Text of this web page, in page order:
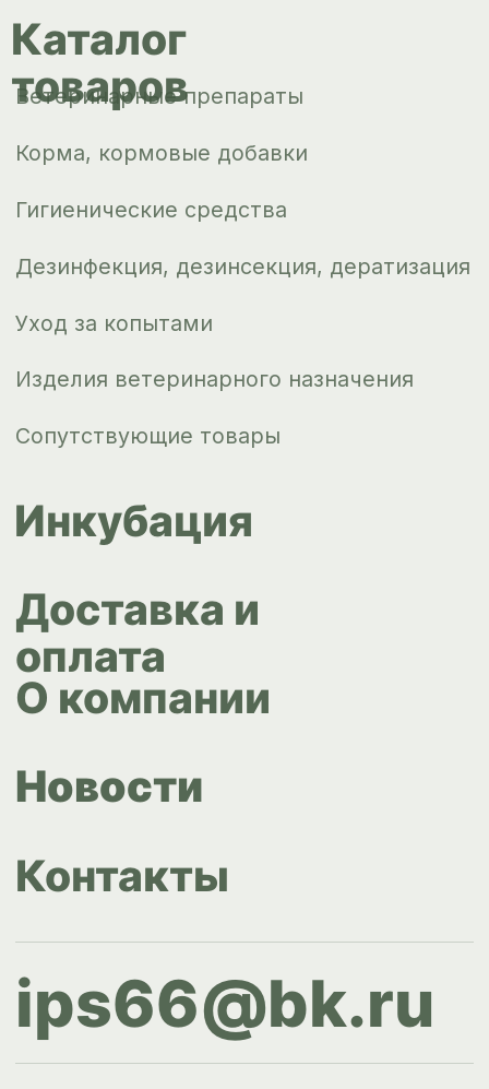
ips66@bk.ru
+7 343 264
51 17
Доставка и
оплата
О компании
Политика конфиденциальности
Согласие на обработку
персональных данных
Новости